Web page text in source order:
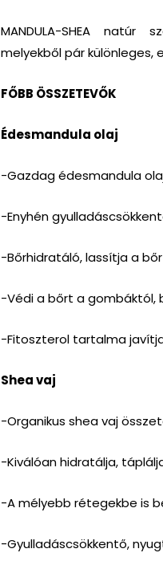
MANDULA-SHEA
melyekből pár különleges,
FŐBB ÖSSZETEVŐK
Édesmandula olaj
-Gazdag édesmandula
-Enyhén
-Bőrhidratáló, lassítja a
-Védi a bőrt a gombáktól,
-Fitoszterol tartalma
Shea vaj
-Organikus shea vaj
-Kiválóan hidratálja,
-A mélyebb rétegekbe is
-Gyulladáscsökkentő,